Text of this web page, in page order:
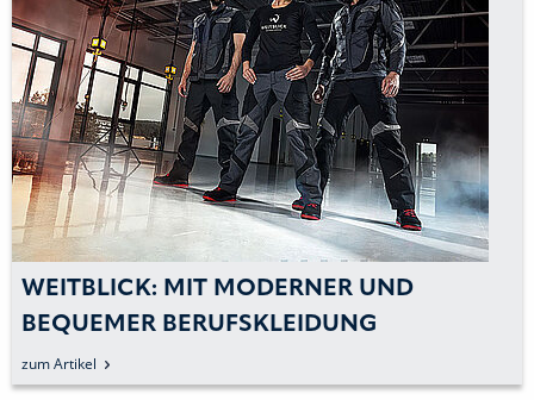
WEITBLICK: MIT MODERNER UND
BEQUEMER BERUFSKLEIDUNG
MITARBEITER BINDEN
zum Artikel